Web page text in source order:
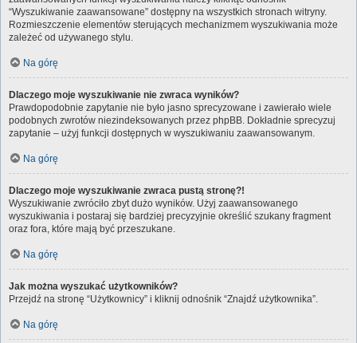
“Wyszukiwanie zaawansowane” dostępny na wszystkich stronach witryny.
Rozmieszczenie elementów sterujących mechanizmem wyszukiwania może
zależeć od używanego stylu.
Na górę
Dlaczego moje wyszukiwanie nie zwraca wyników?
Prawdopodobnie zapytanie nie było jasno sprecyzowane i zawierało wiele
podobnych zwrotów niezindeksowanych przez phpBB. Dokładnie sprecyzuj
zapytanie – użyj funkcji dostępnych w wyszukiwaniu zaawansowanym.
Na górę
Dlaczego moje wyszukiwanie zwraca pustą stronę?!
Wyszukiwanie zwróciło zbyt dużo wyników. Użyj zaawansowanego
wyszukiwania i postaraj się bardziej precyzyjnie określić szukany fragment
oraz fora, które mają być przeszukane.
Na górę
Jak można wyszukać użytkowników?
Przejdź na stronę “Użytkownicy” i kliknij odnośnik “Znajdź użytkownika”.
Na górę